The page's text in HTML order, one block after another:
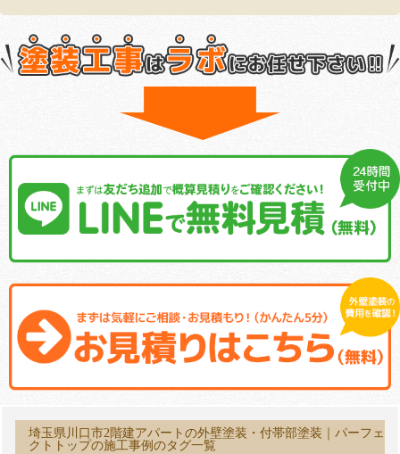
埼玉県川口市2階建アパートの外壁塗装・付帯部塗装｜パーフェ
クトトップの施工事例のタグ一覧